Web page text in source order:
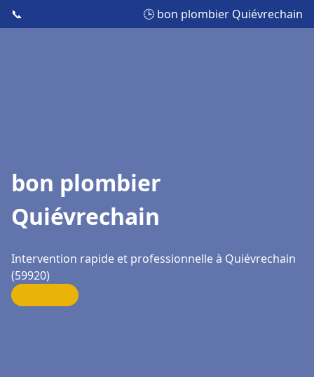
📞 🕒 bon plombier Quiévrechain
bon plombier
Quiévrechain
Intervention rapide et professionnelle à Quiévrechain
(59920)